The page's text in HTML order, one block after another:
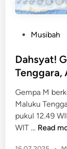
s
t
d
i
n
Musibah
Dahsyat!
Tenggara,
Gempa M
Maluku
pukul 12.49
WIT … D
Read